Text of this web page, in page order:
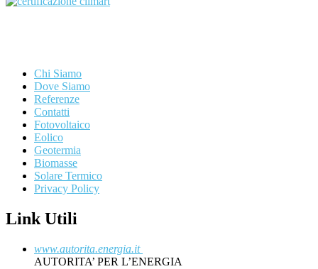
Chi Siamo
Dove Siamo
Referenze
Contatti
Fotovoltaico
Eolico
Geotermia
Biomasse
Solare Termico
Privacy Policy
Link Utili
www.autorita.energia.it
AUTORITA’ PER L’ENERGIA